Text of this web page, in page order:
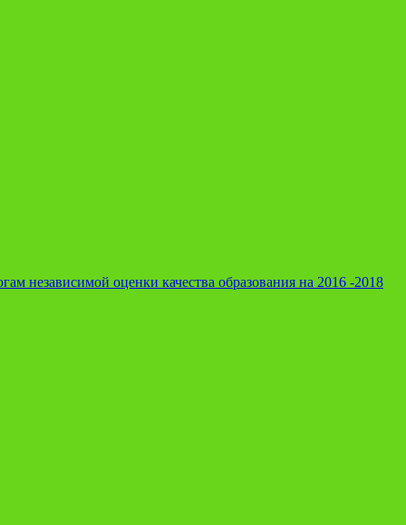
независимой оценки качества образования на 2016 -2018